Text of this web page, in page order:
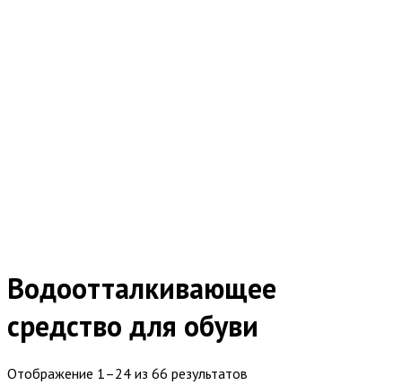
Водоотталкивающее
средство для обуви
Отображение 1–24 из 66 результатов